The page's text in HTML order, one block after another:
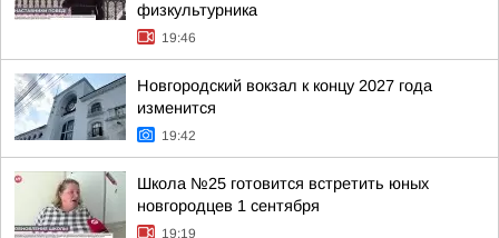
физкультурника
19:46
Новгородский вокзал к концу 2027 года
изменится
19:42
Школа №25 готовится встретить юных
новгородцев 1 сентября
19:19